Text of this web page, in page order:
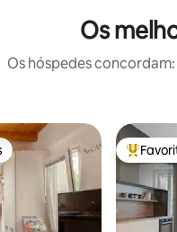
Os
Os hóspedes
apreciados